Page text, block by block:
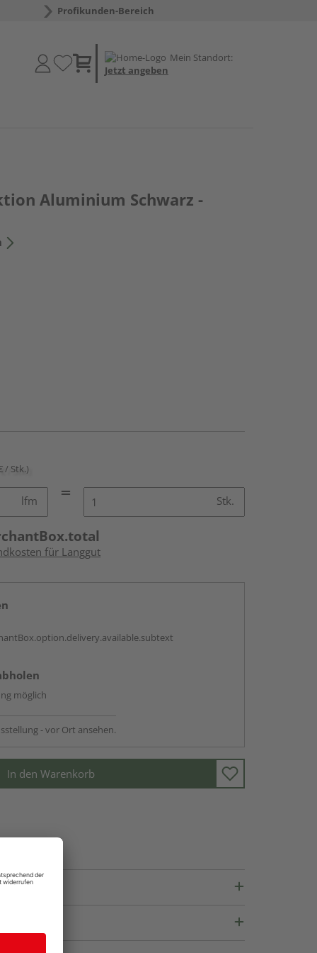
Profikunden-Bereich
Mein Standort:
Jetzt angeben
Aluminium Schwarz -
/ Stk.)
lfm Stk.
für Langgut
möglich
- vor Ort ansehen.
In den Warenkorb